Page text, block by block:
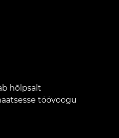
hõlpsalt
töövoogu